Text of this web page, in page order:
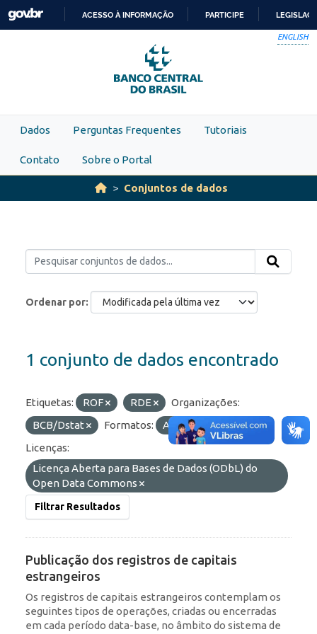
Skip to main content
PARA
O
CONTEÚDO
ACESSO À INFORMAÇÃO PARTICIPE
ENGLISH
Dados Perguntas Frequentes Tutoriais
Contato Sobre o Portal
Conjuntos de dados
Ordenar por
1 conjunto de dados encontrado
Etiquetas: ROF RDE
Organizações:
BCB/Dstat
Formatos: API
JSON
Licenças:
Licença Aberta para Bases de Dados (ODbL) do
Open Data Commons
Filtrar Resultados
Publicação dos registros de capitais
estrangeiros
Os registros de capitais estrangeiros contemplam os
seguintes tipos de operações, criadas ou encerradas
em cada período data-base, no âmbito do sistema de